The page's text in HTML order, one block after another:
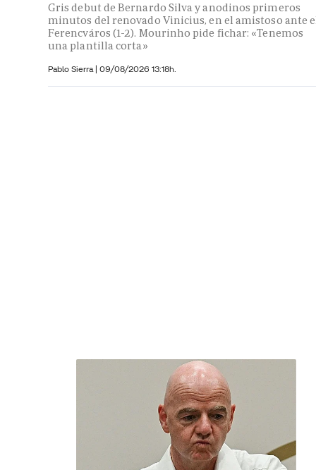
Gris debut de Bernardo Silva y anodinos primeros
minutos del renovado Vinicius, en el amistoso ante
Ferencváros (1-2). Mourinho pide fichar: «Tenemos
una plantilla corta»
Pablo Sierra | 09/08/2026 13:18h.